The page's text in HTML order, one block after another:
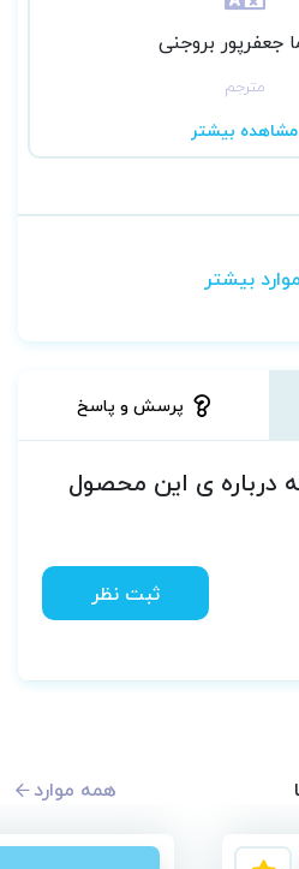
جعفرپور بروجنی
مترجم
مشاهده بیشتر
موارد بیشتر
پرسش و پاسخ
درباره ی این محصول
ثبت نظر
همه موارد